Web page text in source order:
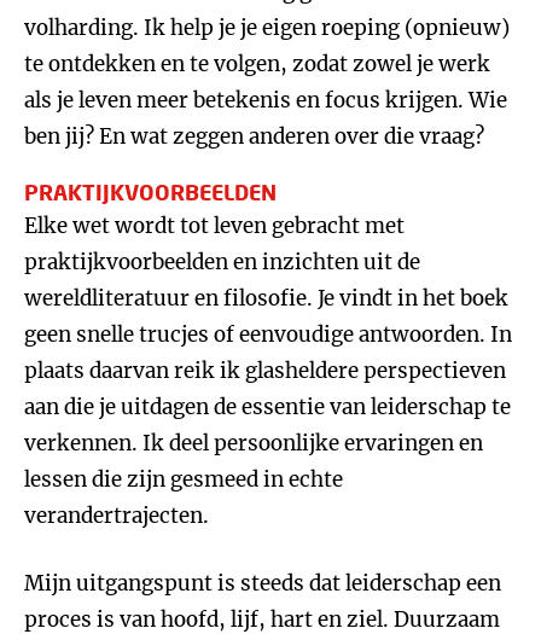
volharding. Ik help je je eigen roeping (opnieuw)
te ontdekken en te volgen, zodat zowel je werk
als je leven meer betekenis en focus krijgen. Wie
ben jij? En wat zeggen anderen over die vraag?
PRAKTIJKVOORBEELDEN
Elke wet wordt tot leven gebracht met
praktijkvoorbeelden en inzichten uit de
wereldliteratuur en filosofie. Je vindt in het boek
geen snelle trucjes of eenvoudige antwoorden. In
plaats daarvan reik ik glasheldere perspectieven
aan die je uitdagen de essentie van leiderschap te
verkennen. Ik deel persoonlijke ervaringen en
lessen die zijn gesmeed in echte
verandertrajecten.
Mijn uitgangspunt is steeds dat leiderschap een
proces is van hoofd, lijf, hart en ziel. Duurzaam